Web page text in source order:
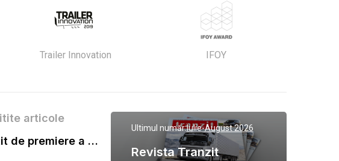
Trailer Innovation IFOY
articole
Gala Tranzit de premiere a celor mai eficienti operatori de transport marfa 2023
Ultimul număr:Iulie-August 2026
Revista Tranzit